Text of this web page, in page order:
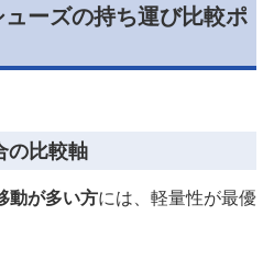
ーズの持ち運び比較ポ
の比較軸
動が多い方には、軽量性が最優